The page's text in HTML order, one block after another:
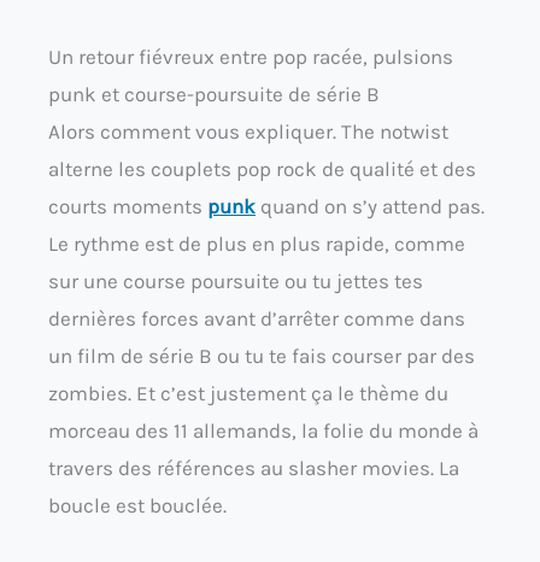
Un retour fiévreux entre pop racée, pulsions
punk et course-poursuite de série B
Alors comment vous expliquer. The notwist
alterne les couplets pop rock de qualité et des
courts moments punk quand on s’y attend pas.
Le rythme est de plus en plus rapide, comme
sur une course poursuite ou tu jettes tes
dernières forces avant d’arrêter comme dans
un film de série B ou tu te fais courser par des
zombies. Et c’est justement ça le thème du
morceau des 11 allemands, la folie du monde à
travers des références au slasher movies. La
boucle est bouclée.